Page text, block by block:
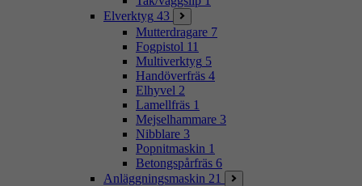
Elverktyg 43
Mutterdragare 7
Fogpistol 11
Multiverktyg 5
Handöverfräs 4
Elhyvel 2
Lamellfräs 1
Mejselhammare 3
Nibblare 3
Popnitmaskin 1
Betongspårfräs 6
Anläggningsmaskin 21